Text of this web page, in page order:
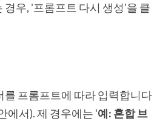
경우, '프롬프트 다시 생성'을 클
를 프롬프트에 따라 입력합니다
에서). 제 경우에는 '예: 혼합 브